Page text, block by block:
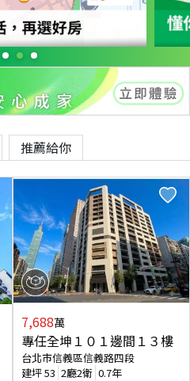
推薦給你
7,688萬
專任全坤１０１邊間１３樓
台北市信義區信義路四段
建坪53 2廳2衛 0.7年